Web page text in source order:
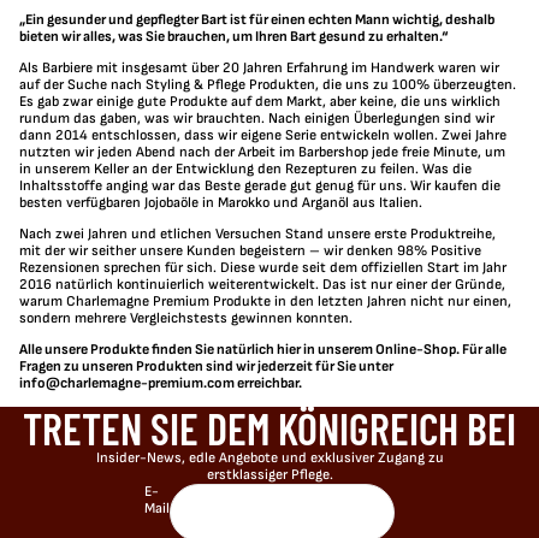
„Ein gesunder und gepflegter Bart ist für einen echten Mann wichtig, deshalb
bieten wir alles, was Sie brauchen, um Ihren Bart gesund zu erhalten.“
Als Barbiere mit insgesamt über 20 Jahren Erfahrung im Handwerk waren wir
auf der Suche nach Styling & Pflege Produkten, die uns zu 100% überzeugten.
Es gab zwar einige gute Produkte auf dem Markt, aber keine, die uns wirklich
rundum das gaben, was wir brauchten. Nach einigen Überlegungen sind wir
dann 2014 entschlossen, dass wir eigene Serie entwickeln wollen. Zwei Jahre
nutzten wir jeden Abend nach der Arbeit im Barbershop jede freie Minute, um
in unserem Keller an der Entwicklung den Rezepturen zu feilen. Was die
Inhaltsstoffe anging war das Beste gerade gut genug für uns. Wir kaufen die
besten verfügbaren Jojobaöle in Marokko und Arganöl aus Italien.
Nach zwei Jahren und etlichen Versuchen Stand unsere erste Produktreihe,
mit der wir seither unsere Kunden begeistern – wir denken 98% Positive
Rezensionen sprechen für sich. Diese wurde seit dem offiziellen Start im Jahr
2016 natürlich kontinuierlich weiterentwickelt. Das ist nur einer der Gründe,
warum Charlemagne Premium Produkte in den letzten Jahren nicht nur einen,
sondern mehrere Vergleichstests gewinnen konnten.
Alle unsere Produkte finden Sie natürlich hier in unserem Online-Shop. Für alle
Fragen zu unseren Produkten sind wir jederzeit für Sie unter
info@charlemagne-premium.comerreichbar.
TRETEN SIE DEM KÖNIGREICH BEI
Insider-News, edle Angebote und exklusiver Zugang zu
erstklassiger Pflege.
E-
Mail